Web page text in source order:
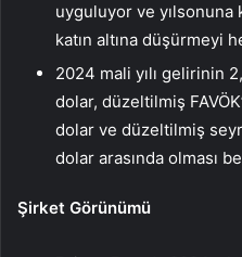
uyguluyor ve yılsonuna
katın altına düşürmeyi
2024 mali yılı gelirinin
dolar, düzeltilmiş
dolar ve düzeltilmiş
dolar arasında olması
Şirket Görünümü